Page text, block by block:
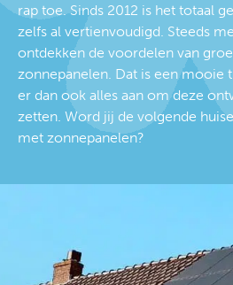
rap toe. Sinds 2012 is het totaal
zelfs al vertienvoudigd. Steeds
ontdekken de voordelen van
zonnepanelen. Dat is een mooie
er dan ook alles aan om deze
zetten. Word jij de volgende
met zonnepanelen?